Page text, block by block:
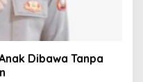
Dibawa Tanpa